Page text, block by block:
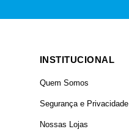
INSTITUCIONAL
Quem Somos
Segurança e Privacidade
Nossas Lojas